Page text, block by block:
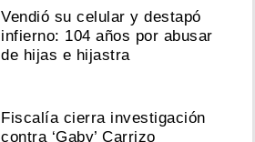
Vendió su celular y destapó
infierno: 104 años por abusar
de hijas e hijastra
Fiscalía cierra investigación
contra ‘Gaby’ Carrizo